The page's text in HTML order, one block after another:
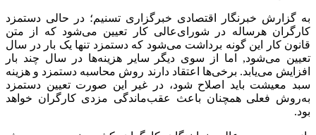
به گزارش خبرنگار اقتصادی خبرگزاری تسنیم؛ در حالی دستمزد
کارگران هرساله در شورای‌عالی کار تعیین می‌شود که از متن
قانون کار این گونه برداشت می‌شود که دستمزد تنها یک بار در سال
تعیین می‌شود, اما از سوی دیگر سایر هزینه‌ها در سال چند بار
افزایش می‌یابد. برخی‌ها اعتقاد دارند روش محاسبه دستمزد و هزینه
سبد معیشت باید اصلاح شود، در غیر این صورت تعیین دستمزد
به‌روش فعلی همچنان باعث عقب‌ماندگی مزدی کارگران خواهد
بود.